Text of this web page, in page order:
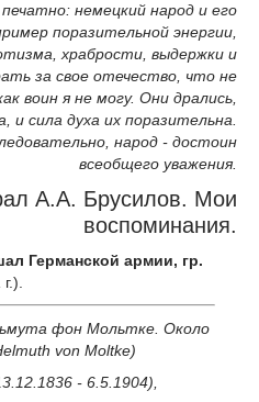
немецкий народ и его
поразительной энергии,
храбрости, выдержки и
за свое отечество, что не
воин я не могу. Они дрались,
и сила духа их поразительна.
народ - достоин
всеобщего уважения.
А.А. Брусилов. Мои
воспоминания.
Германской армии, гр.
фон Мольтке. Около
von Moltke)
- 6.5.1904),